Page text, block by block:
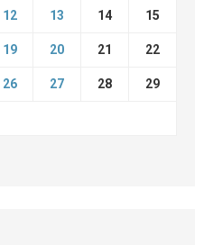
12 13 14 15
19 20 21 22
26 27 28 29